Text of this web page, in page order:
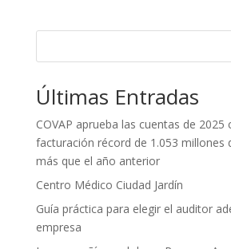
Últimas Entradas
COVAP aprueba las cuentas de 2025
facturación récord de 1.053 millones
más que el año anterior
Centro Médico Ciudad Jardín
Guía práctica para elegir el auditor
empresa